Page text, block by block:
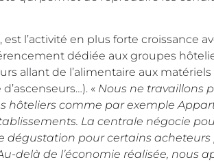
l’activité en plus forte croissance
dédiée aux groupes
allant de l’alimentaire aux
« Nous ne travaillons
comme par exemple
La centrale négocie
dégustation pour certains
delà de l’économie réalisée, nous